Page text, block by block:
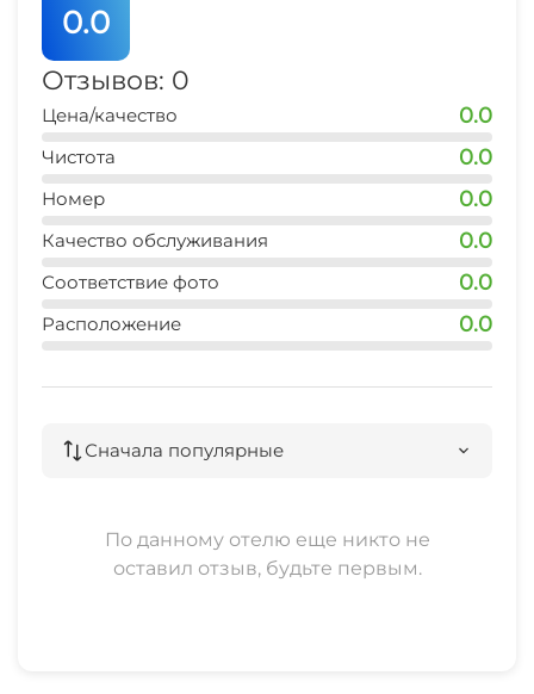
0.0
Отзывов: 0
Цена/качество 0.0
Чистота 0.0
Номер 0.0
Качество обслуживания 0.0
Соответствие фото 0.0
Расположение 0.0
Сначала популярные
По данному отелю еще никто не
оставил отзыв, будьте первым.